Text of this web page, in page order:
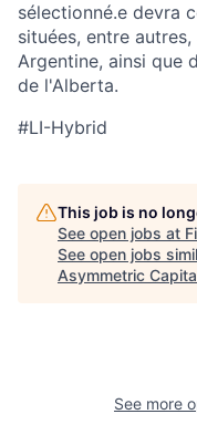
sélectionné.e devra
situées, entre
Argentine, ainsi que
de l'Alberta.
#LI-Hybrid
This job is no
See open jobs at
See open jobs
Asymmetric
See more